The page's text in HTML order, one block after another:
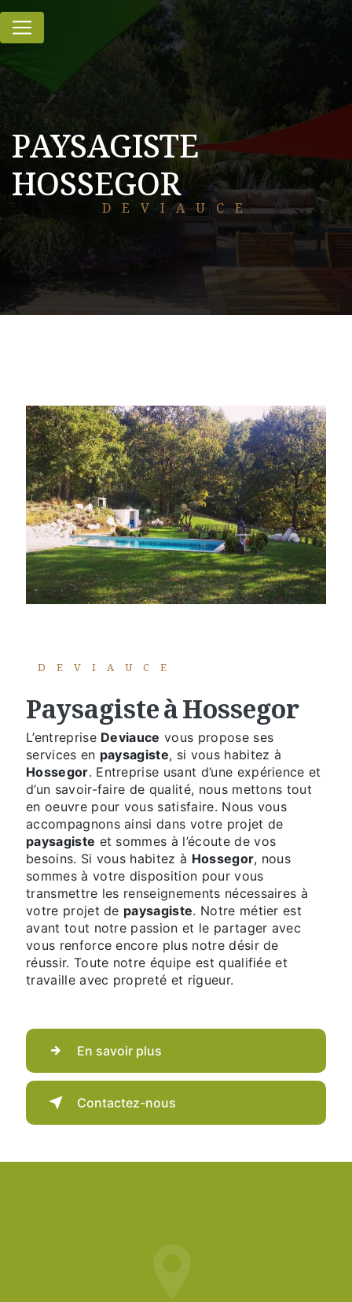
PAYSAGISTE
HOSSEGORDEVIAUCE
DEVIAUCE
paysagiste à Hossegor
L’entreprise Deviauce vous propose ses
services en paysagiste, si vous habitez à
Hossegor. Entreprise usant d’une expérience et
d’un savoir-faire de qualité, nous mettons tout
en oeuvre pour vous satisfaire. Nous vous
accompagnons ainsi dans votre projet de
paysagiste et sommes à l’écoute de vos
besoins. Si vous habitez à Hossegor, nous
sommes à votre disposition pour vous
transmettre les renseignements nécessaires à
votre projet de paysagiste. Notre métier est
avant tout notre passion et le partager avec
vous renforce encore plus notre désir de
réussir. Toute notre équipe est qualifiée et
travaille avec propreté et rigueur.
En savoir plus
Contactez-nous
Panneau de gestion des cookies